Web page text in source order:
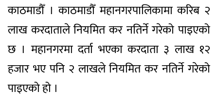
काठमाडौँ । काठमाडौँ महानगरपालिकामा करिब २
लाख करदाताले नियमित कर नतिर्ने गरेको पाइएको
छ । महानगरमा दर्ता भएका करदाता ३ लाख १२
हजार भए पनि २ लाखले नियमित कर नतिर्ने गरेको
पाइएको हो ।